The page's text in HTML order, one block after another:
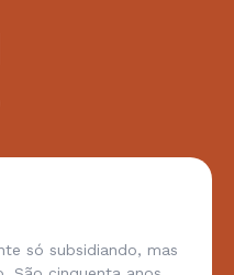
só subsidiando, mas